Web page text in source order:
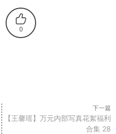
0
下一篇
【王馨瑶】万元内部写真花絮福利
合集 28